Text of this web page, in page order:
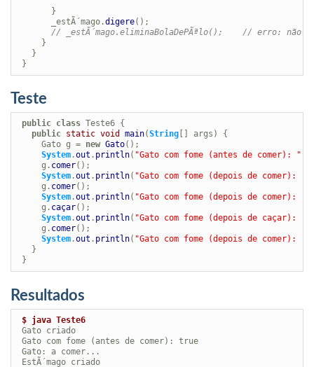
       }
       _estÃ´mago.
digere();
// _estÃ´mago.eliminaBolaDePÃªlo();    // erro: não
     }
   }
Teste
public class Teste6 {
public static void main(String [] args) {
     Gato g =
new Gato();
System .out . println( "Gato com fome (antes de comer): "
     g.
comer();
System .out . println( "Gato com fome (depois de comer): "
     g.
comer();
System .out . println( "Gato com fome (depois de comer): "
     g.
caçar();
System .out . println( "Gato com fome (depois de caçar): "
     g.
comer();
System .out . println( "Gato com fome (depois de comer): "
   }
Resultados
$ java Teste6
Gato criado
Gato com fome (antes de comer): true
Gato: a comer...
EstÃ´mago criado